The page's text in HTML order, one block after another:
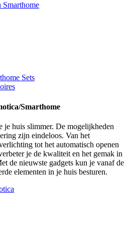
Sets
Smarthome
je huis slimmer. De mogelijkheden
zijn eindeloos. Van het
tot het automatisch openen
je de kwaliteit en het gemak in
de nieuwste gadgets kun je vanaf de
elementen in je huis besturen.